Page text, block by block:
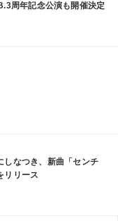
周年記念公演も開催決定
しなつき、新曲「センチ
リリース